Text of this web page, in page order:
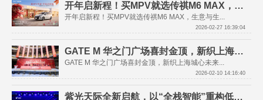
开年启新程！买MPV就选传祺M6 MAX，生意与生活一车全满足！
开年启新程！买MPV就选传祺M6 MAX，生意与生...
2026-02-27 16:39:04
GATE M 华之门广场喜封金顶，新织上海城心未来商业
GATE M 华之门广场喜封金顶，新织上海城心未来...
2026-02-10 14:16:40
紫光天际全新启航，以“全栈智能”重构低空经济新生态